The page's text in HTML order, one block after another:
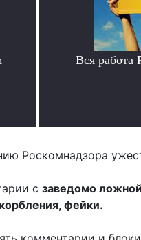
Вся работа
Роскомнадзора
с заведомо
фейки.